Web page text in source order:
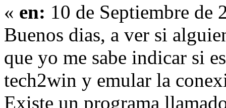
« en: 10 de Septiembre de
Buenos dias, a ver si
que yo me sabe indicar si
tech2win y emular la
Existe un programa